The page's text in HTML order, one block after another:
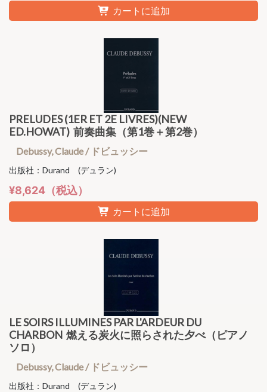
カートに追加
PRELUDES (1ER ET 2E LIVRES)(NEW
ED.HOWAT) 前奏曲集（第1巻＋第2巻）
Debussy, Claude / ドビュッシー
出版社：Durand (デュラン)
¥8,624（税込）
カートに追加
LE SOIRS ILLUMINES PAR L'ARDEUR DU
CHARBON 燃える炭火に照らされた夕べ（ピアノ
ソロ）
Debussy, Claude / ドビュッシー
出版社：Durand (デュラン)